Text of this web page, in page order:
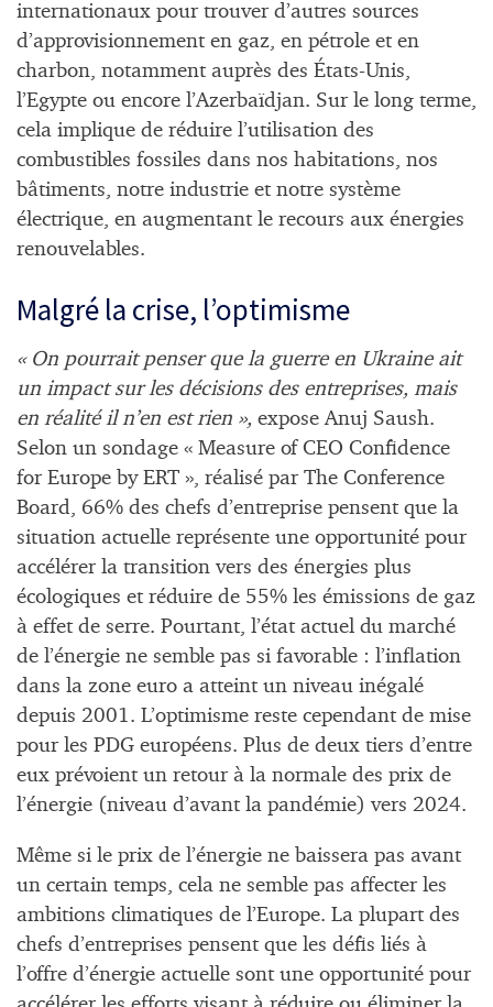
internationaux pour trouver d’autres sources
d’approvisionnement en gaz, en pétrole et en
charbon, notamment auprès des États-Unis,
l’Egypte ou encore l’Azerbaïdjan. Sur le long terme,
cela implique de réduire l’utilisation des
combustibles fossiles dans nos habitations, nos
bâtiments, notre industrie et notre système
électrique, en augmentant le recours aux énergies
renouvelables.
Malgré la crise, l’optimisme
« On pourrait penser que la guerre en Ukraine ait
un impact sur les décisions des entreprises, mais
en réalité il n’en est rien », expose Anuj Saush.
Selon un sondage « Measure of CEO Confidence
for Europe by ERT », réalisé par The Conference
Board, 66% des chefs d’entreprise pensent que la
situation actuelle représente une opportunité pour
accélérer la transition vers des énergies plus
écologiques et réduire de 55% les émissions de gaz
à effet de serre. Pourtant, l’état actuel du marché
de l’énergie ne semble pas si favorable : l’inflation
dans la zone euro a atteint un niveau inégalé
depuis 2001. L’optimisme reste cependant de mise
pour les PDG européens. Plus de deux tiers d’entre
eux prévoient un retour à la normale des prix de
l’énergie (niveau d’avant la pandémie) vers 2024.
Même si le prix de l’énergie ne baissera pas avant
un certain temps, cela ne semble pas affecter les
ambitions climatiques de l’Europe. La plupart des
chefs d’entreprises pensent que les défis liés à
l’offre d’énergie actuelle sont une opportunité pour